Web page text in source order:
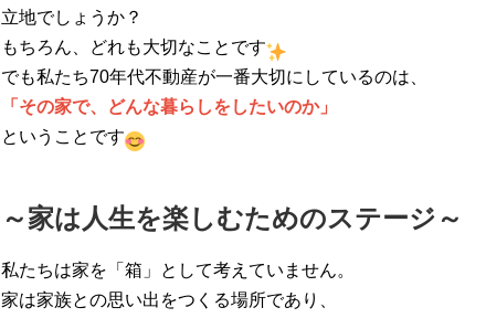
立地でしょうか？
もちろん、どれも大切なことです
でも私たち70年代不動産が一番大切にしているのは、
「その家で、どんな暮らしをしたいのか」
ということです
～家は人生を楽しむためのステージ～
私たちは家を「箱」として考えていません。
家は家族との思い出をつくる場所であり、